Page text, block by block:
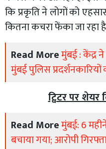
कि प्रकृति ने लोगों को
कितना कचरा फेंका जा रहा
Read Moreमुंबई : केंद्र
मुंबई पुलिस
ट्विटर पर शेयर
Read Moreमुंबई: 6
बचाया गया; आरोपी